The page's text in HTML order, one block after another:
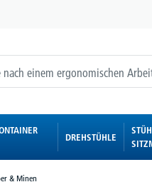
DREHSTÜHLE
& Minen